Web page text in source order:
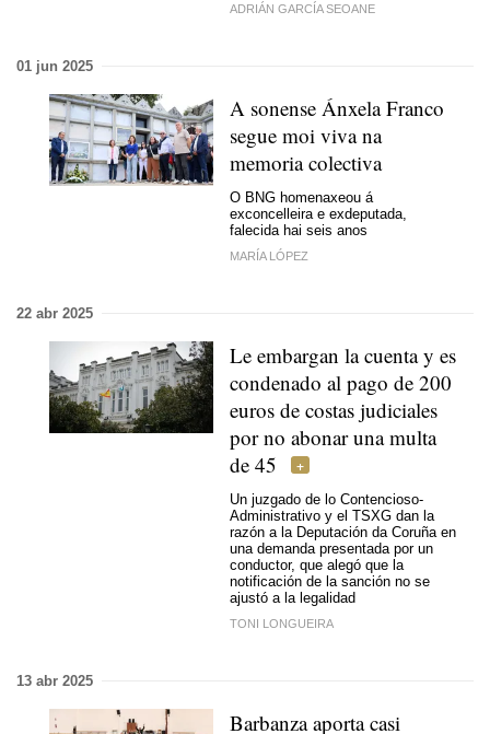
ADRIÁN GARCÍA SEOANE
01 jun 2025
A sonense Ánxela Franco
segue moi viva na
memoria colectiva
O BNG homenaxeou á
exconcelleira e exdeputada,
falecida hai seis anos
MARÍA LÓPEZ
22 abr 2025
Le embargan la cuenta y es
condenado al pago de 200
euros de costas judiciales
por no abonar una multa
de 45
Un juzgado de lo Contencioso-
Administrativo y el TSXG dan la
razón a la Deputación da Coruña en
una demanda presentada por un
conductor, que alegó que la
notificación de la sanción no se
ajustó a la legalidad
TONI LONGUEIRA
13 abr 2025
Barbanza aporta casi